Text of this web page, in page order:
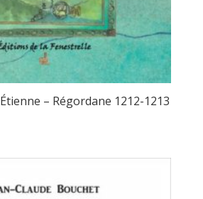
– Régordane 1212-1213